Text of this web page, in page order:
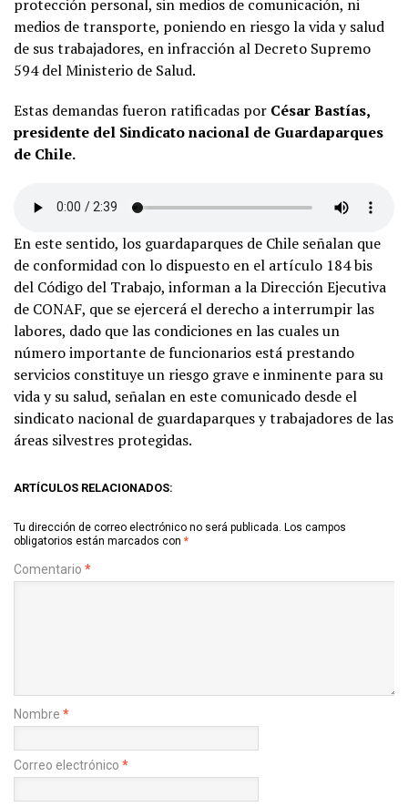
protección personal, sin medios de comunicación, ni
medios de transporte, poniendo en riesgo la vida y salud
de sus trabajadores, en infracción al Decreto Supremo
594 del Ministerio de Salud.
Estas demandas fueron ratificadas por César Bastías,
presidente del Sindicato nacional de Guardaparques
de Chile.
En este sentido, los guardaparques de Chile señalan que
de conformidad con lo dispuesto en el artículo 184 bis
del Código del Trabajo, informan a la Dirección Ejecutiva
de CONAF, que se ejercerá el derecho a interrumpir las
labores, dado que las condiciones en las cuales un
número importante de funcionarios está prestando
servicios constituye un riesgo grave e inminente para su
vida y su salud, señalan en este comunicado desde el
sindicato nacional de guardaparques y trabajadores de las
áreas silvestres protegidas.
ARTÍCULOS RELACIONADOS:
Tu dirección de correo electrónico no será publicada. Los campos
obligatorios están marcados con *
Comentario *
Nombre *
Correo electrónico *